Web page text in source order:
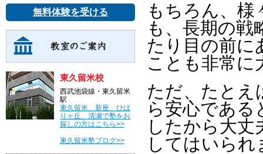
もちろん、様
も、長期の戦
たり目の前に
ことも非常に
ただ、たとえ
ら安心である
したから大
してはいられ
無料体験を受ける
東久留米校
西武池袋線・東久留米
駅
東久留米、新座、ひば
りヶ丘、清瀬で塾をお
探しの方はこちら>>
東久留米塾ブログ>>